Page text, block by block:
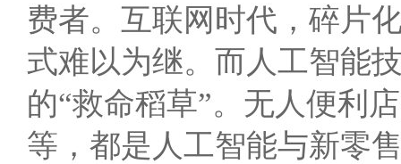
费者。互联网时代，碎片
式难以为继。而人工智能
的“救命稻草”。无人便利
等，都是人工智能与新零